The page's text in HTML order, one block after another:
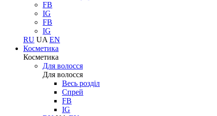
FB
IG
FB
IG
RU UA EN
Косметика
Косметика
Для волосся
Для волосся
Весь розділ
Спрей
FB
IG